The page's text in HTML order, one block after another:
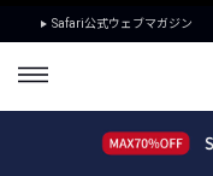
Safari公式ウェブマガジン